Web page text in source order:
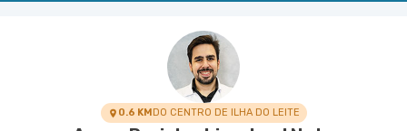
0.6 KMDO CENTRO DE ILHA DO LEITE